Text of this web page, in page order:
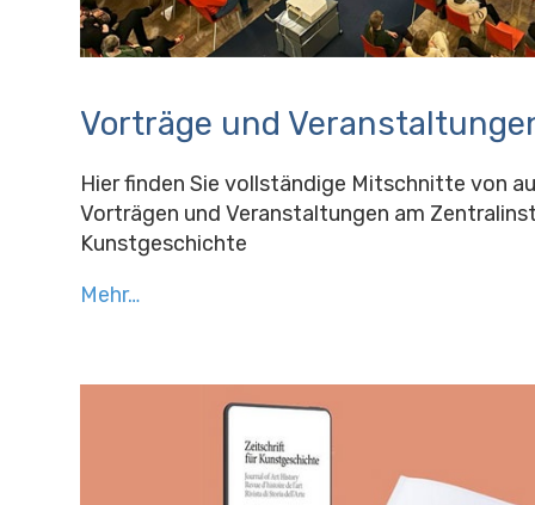
Vorträge und
Hier finden Sie vollständige Mitschnitte von
Vorträgen und Veranstaltungen am
Kunstgeschichte
Mehr…